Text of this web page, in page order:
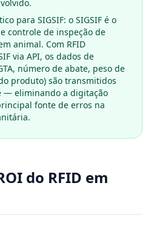
para SIGSIF: o SIGSIF é o
controle de inspeção de
animal. Com RFID
via API, os dados de
número de abate, peso de
produto) são transmitidos
— eliminando a digitação
fonte de erros na
do RFID em